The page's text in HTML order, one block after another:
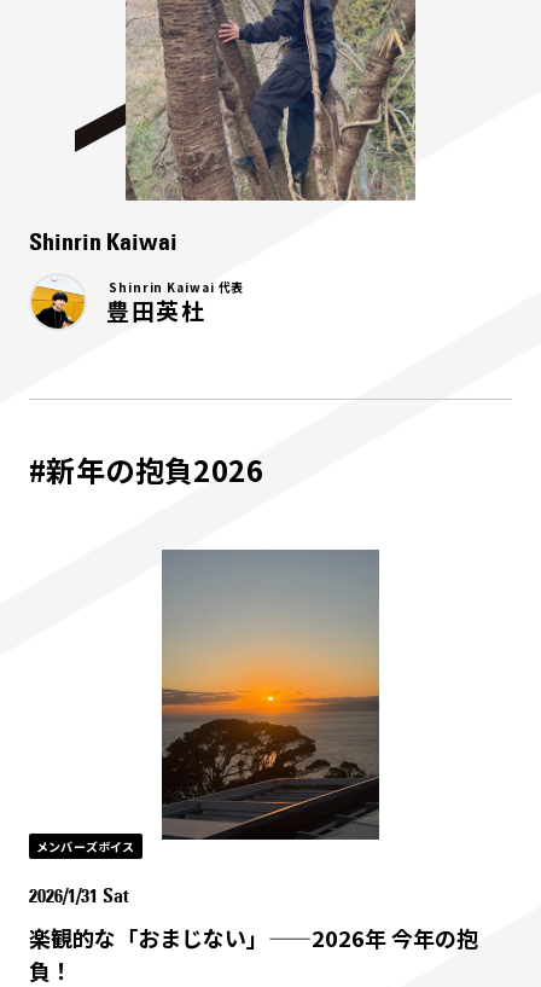
Shinrin Kaiwai
Shinrin Kaiwai 代表
豊田英杜
#新年の抱負2026
メンバーズボイス
2026/1/31 Sat
楽観的な「おまじない」——2026年 今年の抱
負！